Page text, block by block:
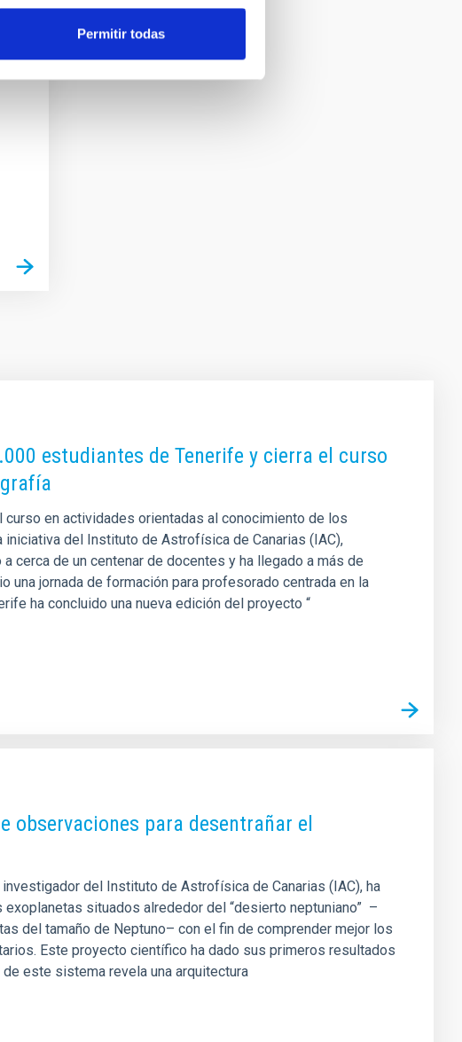
Permitir todas
estudiantes de Tenerife y cierra el curso
en actividades orientadas al conocimiento de los
del Instituto de Astrofísica de Canarias (IAC),
cerca de un centenar de docentes y ha llegado a más de
una jornada de formación para profesorado centrada en la
ha concluido una nueva edición del proyecto “
observaciones para desentrañar el
del Instituto de Astrofísica de Canarias (IAC), ha
situados alrededor del “desierto neptuniano” ­ ­–
del tamaño de Neptuno– con el fin de comprender mejor los
Este proyecto científico ha dado sus primeros resultados
este sistema revela una arquitectura